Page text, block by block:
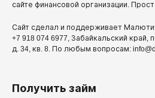
сайте финансовой организации.
Сайт сделал и поддерживает
+7 918 074 6977, Забайкальский край,
д. 34, кв. 8. По любым вопросам:
Получить займ